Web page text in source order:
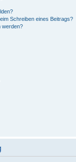
Schreiben eines Beitrags?
werden?